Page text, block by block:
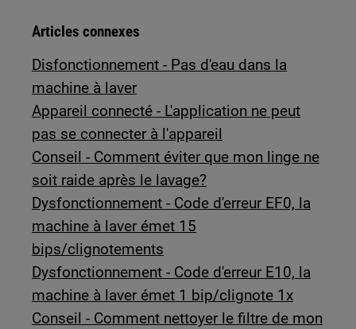
Articles connexes
Disfonctionnement - Pas d'eau dans la
machine à laver
Appareil connecté - L'application ne peut
pas se connecter à l'appareil
Conseil - Comment éviter que mon linge ne
soit raide après le lavage?
Dysfonctionnement - Code d'erreur EF0, la
machine à laver émet 15
bips/clignotements
Dysfonctionnement - Code d'erreur E10, la
machine à laver émet 1 bip/clignote 1x
Conseil - Comment nettoyer le filtre de mon